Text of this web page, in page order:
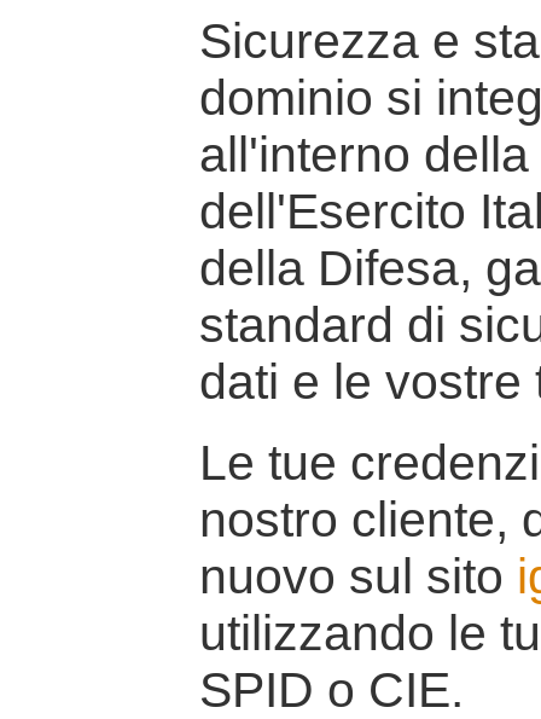
Sicurezza e
dominio si
all'interno
dell'Esercito
della Difesa,
standard di
dati e le vostre
Le tue
nostro cliente,
nuovo sul sito
utilizzando le
SPID o CIE.